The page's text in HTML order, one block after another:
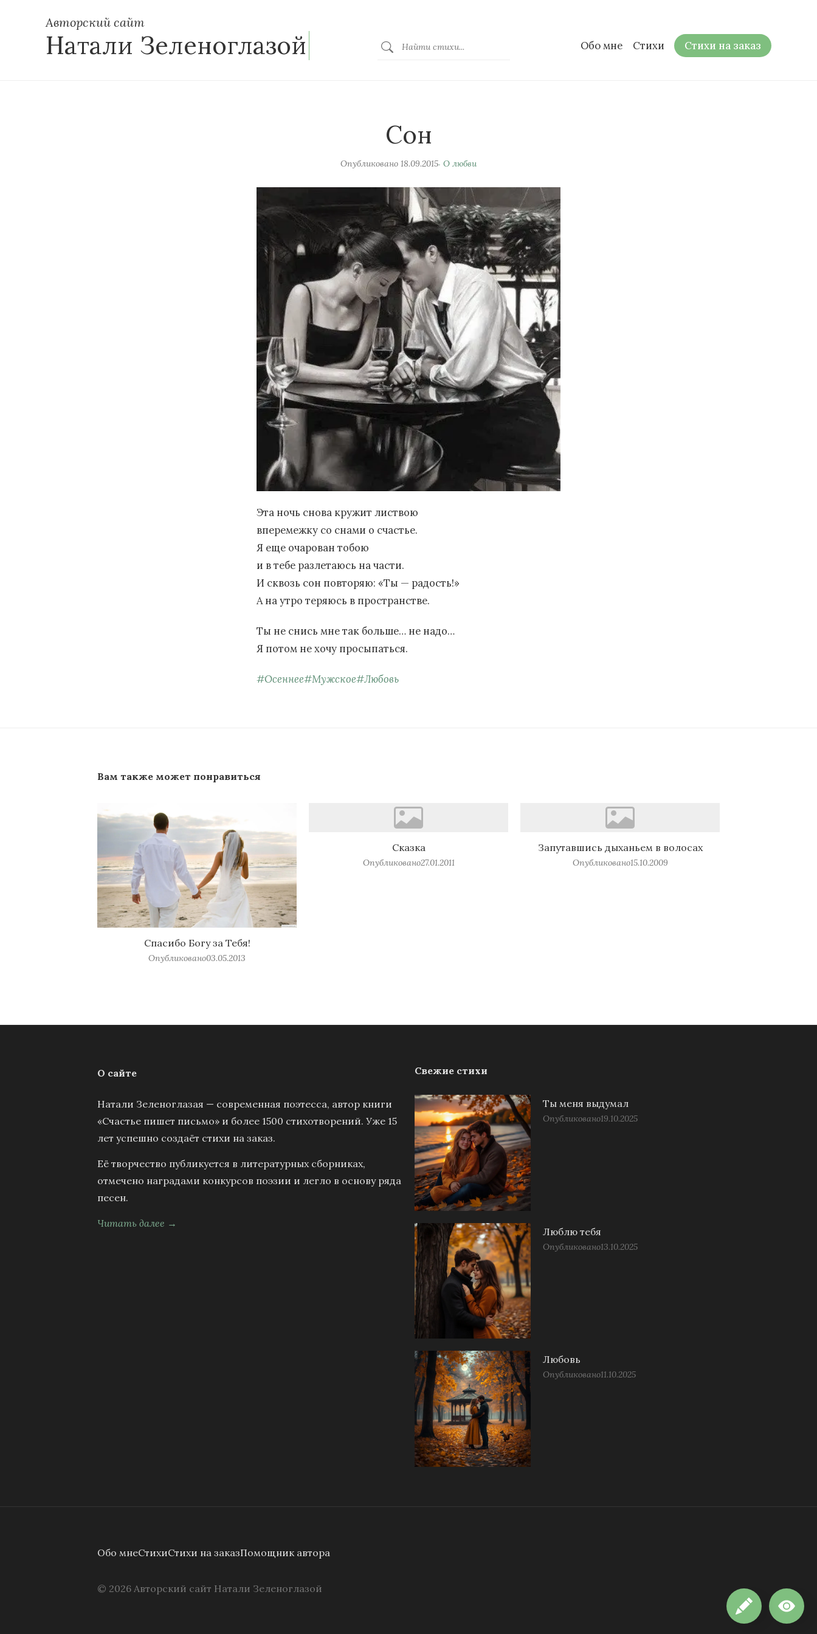
Авторский сайт
Натали Зеленоглазой Обо мне Стихи Стихи на заказ
Сон
Опубликовано 18.09.2015 О любви
Эта ночь снова кружит листвою
вперемежку со снами о счастье.
Я еще очарован тобою
и в тебе разлетаюсь на части.
И сквозь сон повторяю: «Ты — радость!»
А на утро теряюсь в пространстве.
Ты не снись мне так больше… не надо…
Я потом не хочу просыпаться.
#Осеннее#Мужское#Любовь
Вам также может понравиться
Спасибо Богу за Тебя!
Опубликовано03.05.2013
Сказка
Опубликовано27.01.2011
Запутавшись дыханьем в волосах
Опубликовано15.10.2009
О сайте
Натали Зеленоглазая — современная поэтесса, автор книги
«Счастье пишет письмо» и более 1500 стихотворений. Уже 15
лет успешно создаёт стихи на заказ.
Её творчество публикуется в литературных сборниках,
отмечено наградами конкурсов поэзии и легло в основу ряда
песен.
Читать далее →
Свежие стихи
Ты меня выдумал
Опубликовано19.10.2025
Люблю тебя
Опубликовано13.10.2025
Любовь
Опубликовано11.10.2025
Обо мнеСтихиСтихи на заказПомощник автора
© 2026 Авторский сайт Натали Зеленоглазой